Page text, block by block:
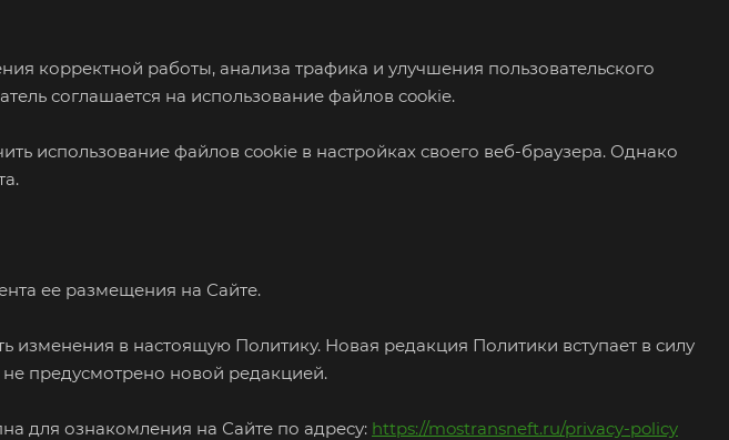
корректной работы, анализа трафика и улучшения пользовательского
соглашается на использование файлов cookie.
использование файлов cookie в настройках своего веб-браузера. Однако
ее размещения на Сайте.
изменения в настоящую Политику. Новая редакция Политики вступает в силу
предусмотрено новой редакцией.
для ознакомления на Сайте по адресу: https://mostransneft.ru/privacy-policy